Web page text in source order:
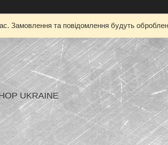
Замовлення та повідомлення будуть
UKRAINE